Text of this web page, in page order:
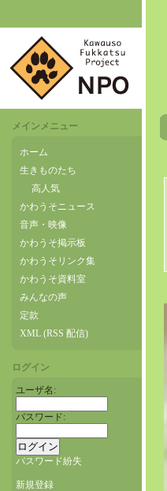
メインメニュー
ホーム
生きものたち
高人気
かわうそニュース
音声・映像
かわうそ掲示板
かわうそリンク集
かわうそ資料室
みんなの声
定款
XML (RSS 配信)
ログイン
ユーザ名:
パスワード:
パスワード紛失
新規登録